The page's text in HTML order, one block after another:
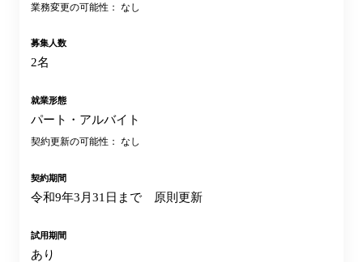
業務変更の可能性： なし
募集人数
2名
就業形態
パート・アルバイト
契約更新の可能性： なし
契約期間
令和9年3月31日まで 原則更新
試用期間
あり